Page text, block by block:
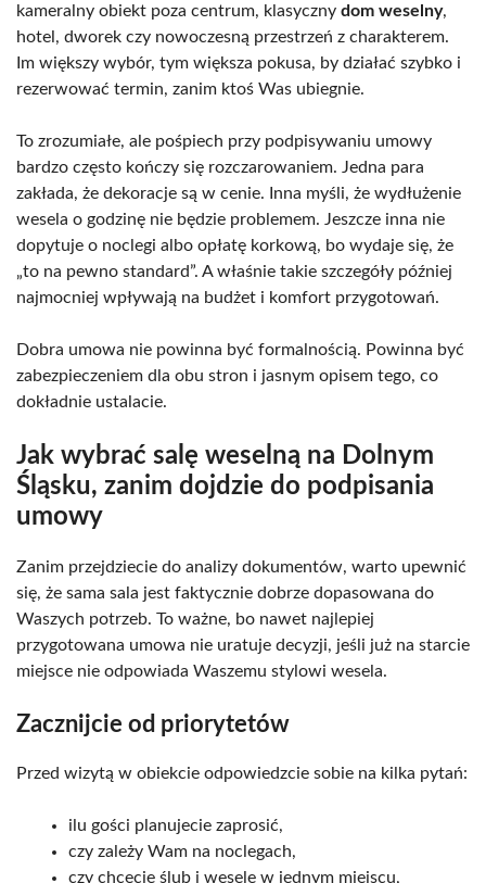
kameralny obiekt poza centrum, klasyczny dom weselny,
hotel, dworek czy nowoczesną przestrzeń z charakterem.
Im większy wybór, tym większa pokusa, by działać szybko i
rezerwować termin, zanim ktoś Was ubiegnie.
To zrozumiałe, ale pośpiech przy podpisywaniu umowy
bardzo często kończy się rozczarowaniem. Jedna para
zakłada, że dekoracje są w cenie. Inna myśli, że wydłużenie
wesela o godzinę nie będzie problemem. Jeszcze inna nie
dopytuje o noclegi albo opłatę korkową, bo wydaje się, że
„to na pewno standard”. A właśnie takie szczegóły później
najmocniej wpływają na budżet i komfort przygotowań.
Dobra umowa nie powinna być formalnością. Powinna być
zabezpieczeniem dla obu stron i jasnym opisem tego, co
dokładnie ustalacie.
Jak wybrać salę weselną na Dolnym
Śląsku, zanim dojdzie do podpisania
umowy
Zanim przejdziecie do analizy dokumentów, warto upewnić
się, że sama sala jest faktycznie dobrze dopasowana do
Waszych potrzeb. To ważne, bo nawet najlepiej
przygotowana umowa nie uratuje decyzji, jeśli już na starcie
miejsce nie odpowiada Waszemu stylowi wesela.
Zacznijcie od priorytetów
Przed wizytą w obiekcie odpowiedzcie sobie na kilka pytań:
ilu gości planujecie zaprosić,
czy zależy Wam na noclegach,
czy chcecie ślub i wesele w jednym miejscu,